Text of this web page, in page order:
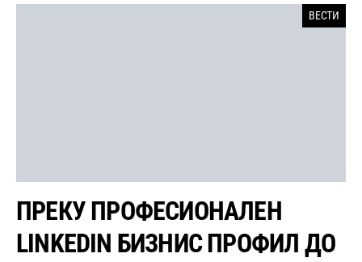
ВЕСТИ
ПРЕКУ ПРОФЕСИОНАЛЕН
LINKEDIN БИЗНИС ПРОФИЛ ДО